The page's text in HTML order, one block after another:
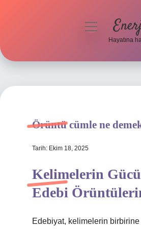
Hakkımızda
menüyü
Hayatına
Örüntü cümle ne
Tarih: Ekim 18, 2025
Kelimelerin
Edebi
Edebiyat, kelimelerin